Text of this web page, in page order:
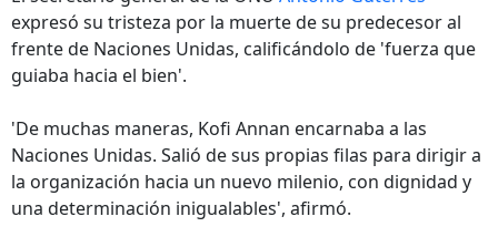
expresó su tristeza por la muerte de su predecesor al
frente de Naciones Unidas, calificándolo de 'fuerza que
guiaba hacia el bien'.
'De muchas maneras, Kofi Annan encarnaba a las
Naciones Unidas. Salió de sus propias filas para dirigir a
la organización hacia un nuevo milenio, con dignidad y
una determinación inigualables', afirmó.